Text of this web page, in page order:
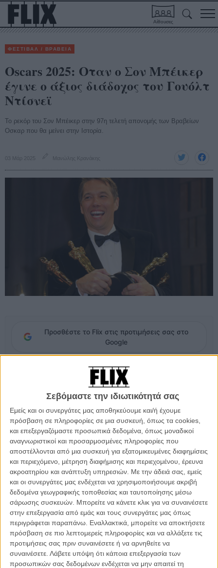
Σεβόμαστε την ιδιωτικότητά σας
Εμείς και οι συνεργάτες μας αποθηκεύουμε και/ή έχουμε
πρόσβαση σε πληροφορίες σε μια συσκευή, όπως τα cookies,
και επεξεργαζόμαστε προσωπικά δεδομένα, όπως μοναδικοί
αναγνωριστικοί και προσαρμοσμένες πληροφορίες που
αποστέλλονται από μια συσκευή για εξατομικευμένες διαφημίσεις
και περιεχόμενο, μέτρηση διαφήμισης και περιεχομένου, έρευνα
ακροατηρίου και ανάπτυξη υπηρεσιών. Με την άδειά σας, εμείς
και οι συνεργάτες μας ενδέχεται να χρησιμοποιήσουμε ακριβή
δεδομένα γεωγραφικής τοποθεσίας και ταυτοποίησης μέσω
σάρωσης συσκευών. Μπορείτε να κάνετε κλικ για να συναινέσετε
στην επεξεργασία από εμάς και τους συνεργάτες μας όπως
περιγράφεται παραπάνω. Εναλλακτικά, μπορείτε να αποκτήσετε
πρόσβαση σε πιο λεπτομερείς πληροφορίες και να αλλάξετε τις
προτιμήσεις σας πριν συναινέσετε ή να αρνηθείτε να
συναινέσετε. Λάβετε υπόψη ότι κάποια επεξεργασία των
προσωπικών σας δεδομένων ενδέχεται να μην απαιτεί τη
Αίθουσες
ΦΕΣΤΙΒΑΛ / ΒΡΑΒΕΙΑ
Oscars 2025: Οταν ο Σον Μπέικερ
έγινε ο άξιος διάδοχος του Γουόλτ
Ντίσνεϊ
To ρεκόρ του Σον Μπέικερ στην 97η τελετή απονομής των Βραβείων
Οσκαρ που θα μείνει στην Ιστορία.
03 Μάρ 2025 Μανώλης Κρανάκης
Προσθέστε το Flix στις προτιμήσεις σας στο
Google
97η τελετή απονομής των Βραβείων Οσκαρ
ένα ιστορικό ρεκόρ που φέρνει τον Σον Μπέικερ, σκηνοθέτη του
«Anora» να ισοφαρίζει το ρεκόρ που μέχρι σήμερα κρατούσε μόνο ο
Γουόλτ Ντίσνεϊ, με τέσσερα βραβεία Οσκαρ την ίδια βραδιά.
Ο Γουόλτ Ντίσνεϊ τα είχε κερδίσει το 1953 για τέσσερις διαφορετικές
ταινίες μικρού μήκους («The Living Desert, The Alaskan Eskimo,
«Bear Country», «Toot, Whistle, Plunk and Boom»), ο Σον Μπέικερ
το κατάφερε για την ίδια ταινία κερδίζοντας το Οσκαρ Σκηνοθεσίας,
Πρωτότυπου Σεναρίου, Μοντάζ και Καλύτερης Ταινίας.
Διαβάστε εδώ αναλυτικά όλα τα βραβεία της 97ης τελετής
απονομής των Βραβείων Οσκαρ.